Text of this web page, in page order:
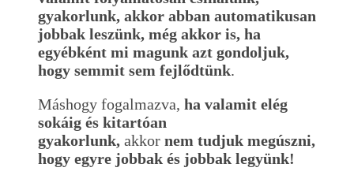
gyakorlunk, akkor abban automatikusan
jobbak leszünk, még akkor is, ha
egyébként mi magunk azt gondoljuk,
hogy semmit sem fejlődtünk.
Máshogy fogalmazva, ha valamit elég
sokáig és kitartóan
gyakorlunk, akkor nem tudjuk megúszni,
hogy egyre jobbak és jobbak legyünk!